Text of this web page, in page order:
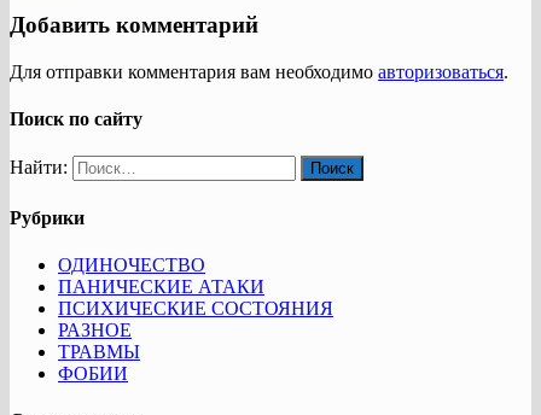
Добавить комментарий
Для отправки комментария вам необходимо авторизоваться.
Поиск по сайту
Найти:
Рубрики
ОДИНОЧЕСТВО
ПАНИЧЕСКИЕ АТАКИ
ПСИХИЧЕСКИЕ СОСТОЯНИЯ
РАЗНОЕ
ТРАВМЫ
ФОБИИ